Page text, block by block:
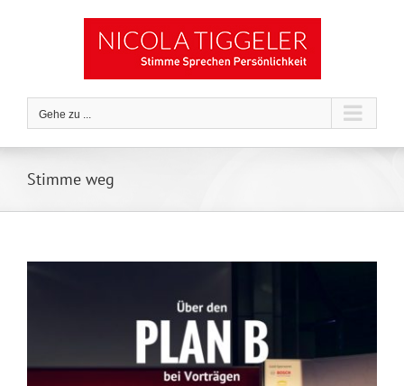
Gehe zu ...
Stimme weg